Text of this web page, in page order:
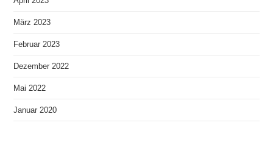
März 2023
Februar 2023
Dezember 2022
Mai 2022
Januar 2020